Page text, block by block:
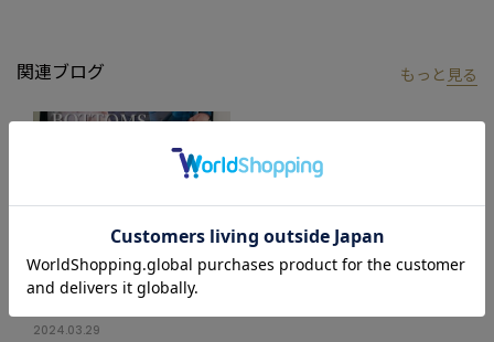
御座います。予めご了承の上、ご注文下さい。
※屋外での撮影画像は光の加減で、実際の商品より明るく見える
関連ブログ もっと 見る
2024.03.29